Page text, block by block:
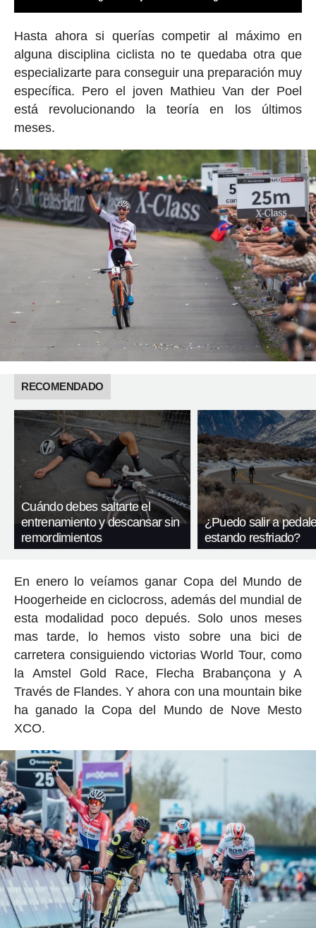
Hasta ahora si querías competir al máximo en
alguna disciplina ciclista no te quedaba otra que
especializarte para conseguir una preparación muy
específica. Pero el joven Mathieu Van der Poel
está revolucionando la teoría en los últimos
meses.
RECOMENDADO
Cuándo debes saltarte el
entrenamiento y descansar sin
remordimientos
¿Puedo salir a
estando resfriado?
En enero lo veíamos ganar Copa del Mundo de
Hoogerheide en ciclocross, además del mundial de
esta modalidad poco depués. Solo unos meses
mas tarde, lo hemos visto sobre una bici de
carretera consiguiendo victorias World Tour, como
la Amstel Gold Race, Flecha Brabançona y A
Través de Flandes. Y ahora con una mountain bike
ha ganado la Copa del Mundo de Nove Mesto
XCO.